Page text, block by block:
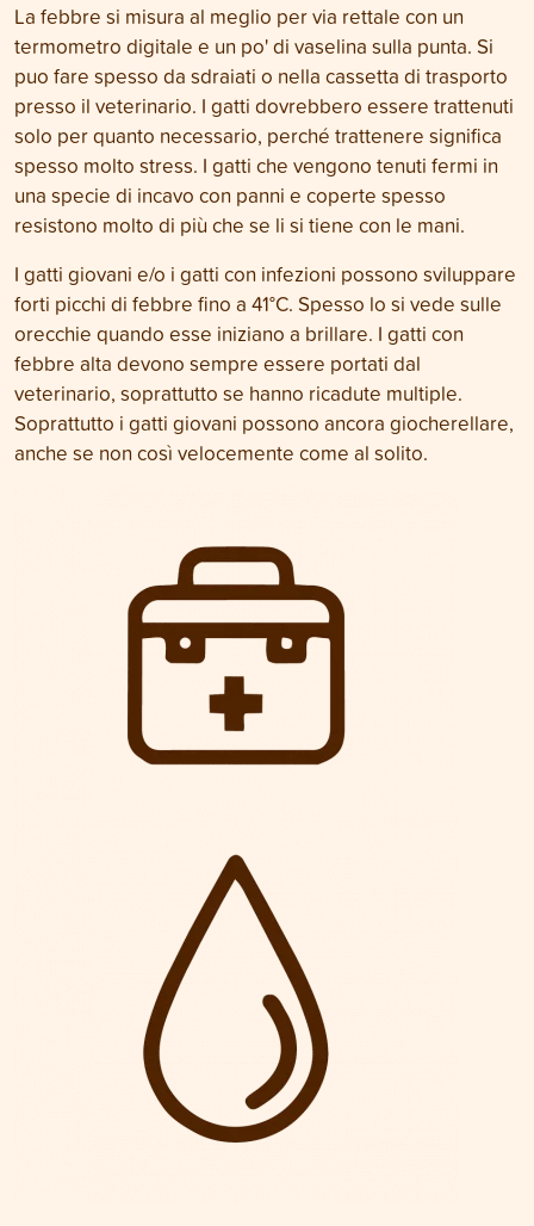
La febbre si misura al meglio per via rettale con un
termometro digitale e un po' di vaselina sulla punta. Si
puo fare spesso da sdraiati o nella cassetta di trasporto
presso il veterinario. I gatti dovrebbero essere trattenuti
solo per quanto necessario, perché trattenere significa
spesso molto stress. I gatti che vengono tenuti fermi in
una specie di incavo con panni e coperte spesso
resistono molto di più che se li si tiene con le mani.
I gatti giovani e/o i gatti con infezioni possono sviluppare
forti picchi di febbre fino a 41°C. Spesso lo si vede sulle
orecchie quando esse iniziano a brillare. I gatti con
febbre alta devono sempre essere portati dal
veterinario, soprattutto se hanno ricadute multiple.
Soprattutto i gatti giovani possono ancora giocherellare,
anche se non così velocemente come al solito.